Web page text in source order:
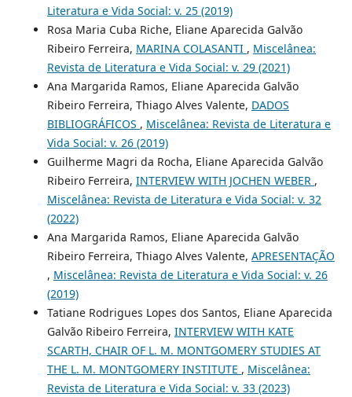
Literatura e Vida Social: v. 25 (2019)
Rosa Maria Cuba Riche, Eliane Aparecida Galvão
Ribeiro Ferreira, MARINA COLASANTI , Miscelânea:
Revista de Literatura e Vida Social: v. 29 (2021)
Ana Margarida Ramos, Eliane Aparecida Galvão
Ribeiro Ferreira, Thiago Alves Valente, DADOS
BIBLIOGRÁFICOS , Miscelânea: Revista de Literatura e
Vida Social: v. 26 (2019)
Guilherme Magri da Rocha, Eliane Aparecida Galvão
Ribeiro Ferreira, INTERVIEW WITH JOCHEN WEBER ,
Miscelânea: Revista de Literatura e Vida Social: v. 32
(2022)
Ana Margarida Ramos, Eliane Aparecida Galvão
Ribeiro Ferreira, Thiago Alves Valente, APRESENTAÇÃO
, Miscelânea: Revista de Literatura e Vida Social: v. 26
(2019)
Tatiane Rodrigues Lopes dos Santos, Eliane Aparecida
Galvão Ribeiro Ferreira, INTERVIEW WITH KATE
SCARTH, CHAIR OF L. M. MONTGOMERY STUDIES AT
THE L. M. MONTGOMERY INSTITUTE , Miscelânea:
Revista de Literatura e Vida Social: v. 33 (2023)